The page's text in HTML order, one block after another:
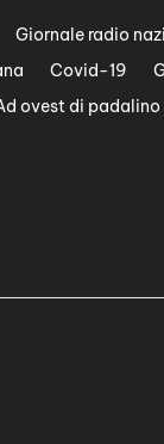
Giornale radio
Covid-19
ovest di padalino